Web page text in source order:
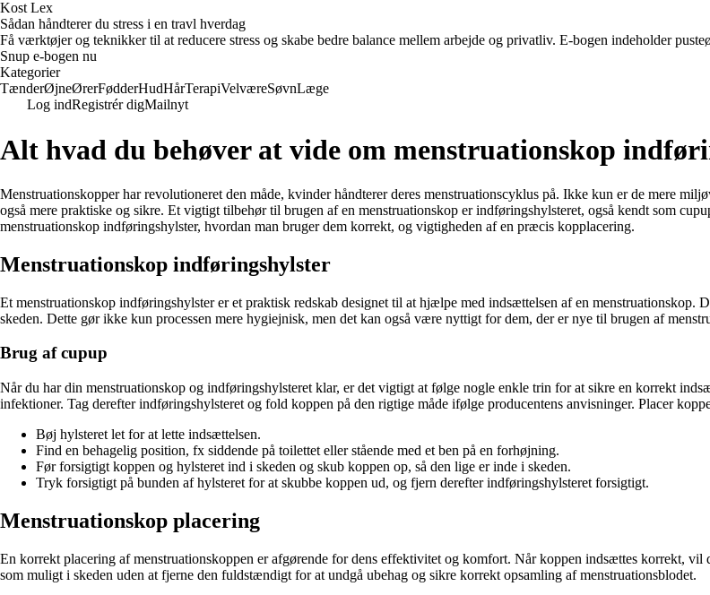
Kost Lex
Sådan håndterer du stress i en travl hverdag
Få værktøjer og teknikker til at reducere stress og skabe bedre balance mellem arbejde og privatliv. E-bogen indeholder
Snup e-bogen nu
Kategorier
TænderØjneØrerFødderHudHårTerapiVelværeSøvnLæge
Log indRegistrér digMailnyt
Alt hvad du behøver at vide om menstruationskop
Menstruationskopper har revolutioneret den måde, kvinder håndterer deres menstruationscyklus på. Ikke kun er de mere
også mere praktiske og sikre. Et vigtigt tilbehør til brugen af en menstruationskop er indføringshylsteret, også kendt som
menstruationskop indføringshylster, hvordan man bruger dem korrekt, og vigtigheden af en præcis kopplacering.
Menstruationskop indføringshylster
Et menstruationskop indføringshylster er et praktisk redskab designet til at hjælpe med indsættelsen af en menstruationskop.
skeden. Dette gør ikke kun processen mere hygiejnisk, men det kan også være nyttigt for dem, der er nye til brugen af
Brug af cupup
Når du har din menstruationskop og indføringshylsteret klar, er det vigtigt at følge nogle enkle trin for at sikre en korrekt
infektioner. Tag derefter indføringshylsteret og fold koppen på den rigtige måde ifølge producentens anvisninger. Placer
Bøj hylsteret let for at lette indsættelsen.
Find en behagelig position, fx siddende på toilettet eller stående med et ben på en forhøjning.
Før forsigtigt koppen og hylsteret ind i skeden og skub koppen op, så den lige er inde i skeden.
Tryk forsigtigt på bunden af hylsteret for at skubbe koppen ud, og fjern derefter indføringshylsteret forsigtigt.
Menstruationskop placering
En korrekt placering af menstruationskoppen er afgørende for dens effektivitet og komfort. Når koppen indsættes korrekt,
som muligt i skeden uden at fjerne den fuldstændigt for at undgå ubehag og sikre korrekt opsamling af menstruationsblodet.